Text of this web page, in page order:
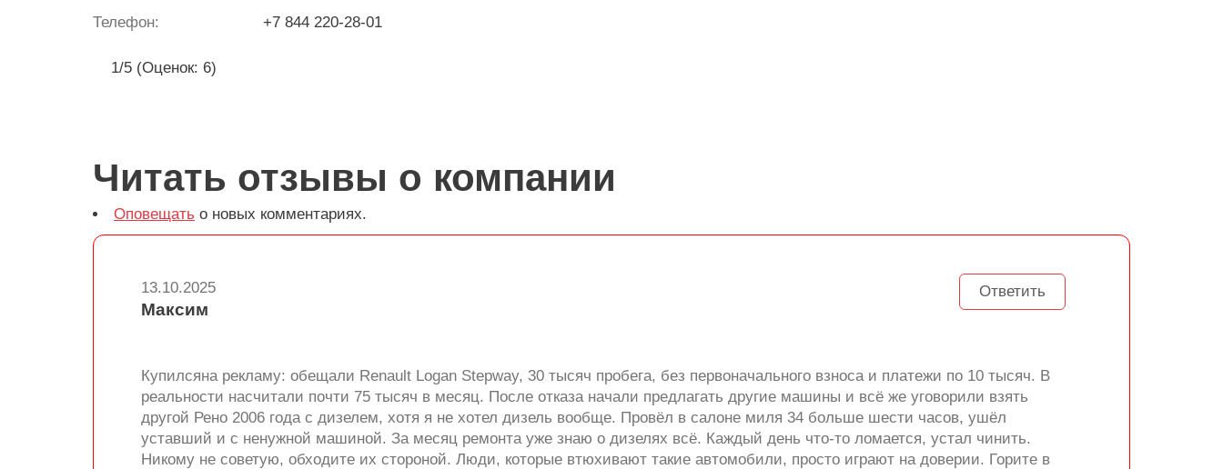
Телефон: +7 844 220-28-01
1/5 (Оценок: 6)
Читать отзывы о компании
Оповещать о новых комментариях.
Ответить
13.10.2025
Максим
Купилсяна рекламу: обещали Renault Logan Stepway, 30 тысяч пробега, без первоначального взноса и платежи по 10 тысяч. В
реальности насчитали почти 75 тысяч в месяц. После отказа начали предлагать другие машины и всё же уговорили взять
другой Рено 2006 года с дизелем, хотя я не хотел дизель вообще. Провёл в салоне миля 34 больше шести часов, ушёл
уставший и с ненужной машиной. За месяц ремонта уже знаю о дизелях всё. Каждый день что-то ломается, устал чинить.
Никому не советую, обходите их стороной. Люди, которые втюхивают такие автомобили, просто играют на доверии. Горите в